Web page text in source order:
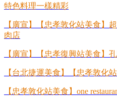
特色料理一樣精彩
【廣宣】【忠孝敦化站美食】
肉店
【廣宣】【忠孝復興站美食】
【台北捷運美食】【忠孝敦化站
【忠孝敦化站美食】 one